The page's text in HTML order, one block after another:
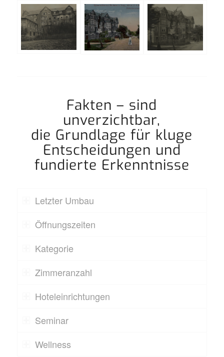
Fakten – sind
unverzichtbar,
die Grundlage für kluge
Entscheidungen und
fundierte Erkenntnisse
Letzter Umbau
Öffnungszeiten
Kategorie
Zimmeranzahl
Hoteleinrichtungen
Seminar
Wellness